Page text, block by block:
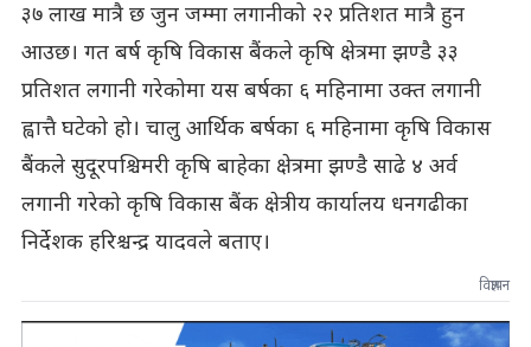
३७ लाख मात्रै छ जुन जम्मा लगानीको २२ प्रतिशत मात्रै हुन
आउछ। गत बर्ष कृषि विकास बैंकले कृषि क्षेत्रमा झण्डै ३३
प्रतिशत लगानी गरेकोमा यस बर्षका ६ महिनामा उक्त लगानी
ह्वात्तै घटेको हो। चालु आर्थिक बर्षका ६ महिनामा कृषि विकास
बैंकले सुदूरपश्चिमरी कृषि बाहेका क्षेत्रमा झण्डै साढे ४ अर्व
लगानी गरेको कृषि विकास बैंक क्षेत्रीय कार्यालय धनगढीका
निर्देशक हरिश्चन्द्र यादवले बताए।
विज्ञापन